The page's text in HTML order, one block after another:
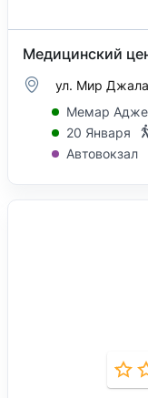
Медицинский
ул. Мир
Мемар
20 Января
Автовокзал